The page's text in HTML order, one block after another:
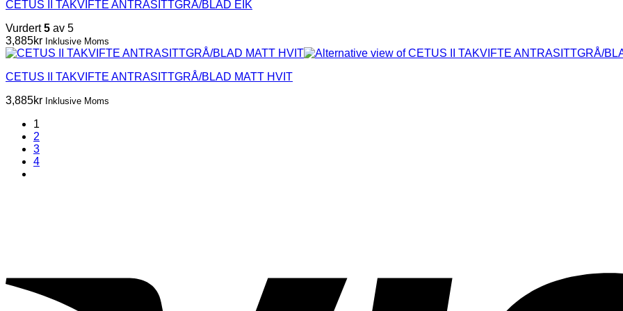
CETUS II TAKVIFTE ANTRASITTGRÅ/BLAD EIK
Vurdert5 av 5
3,885kr Inklusive Moms
CETUS II TAKVIFTE ANTRASITTGRÅ/BLAD MATT HVIT
3,885kr Inklusive Moms
1
2
3
4